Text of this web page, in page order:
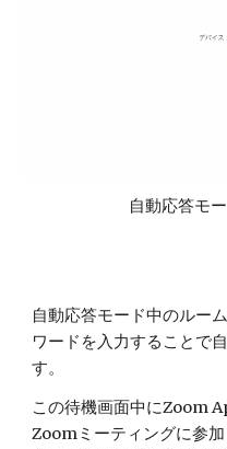
自動応答モ
自動応答モード中のルー
ワードを入力することで
す。
この待機画面中にZoom
Zoomミーティングに参